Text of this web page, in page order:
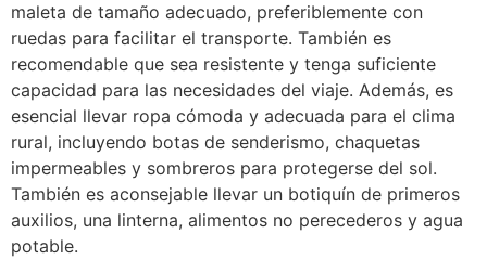
maleta de tamaño adecuado, preferiblemente con
ruedas para facilitar el transporte. También es
recomendable que sea resistente y tenga suficiente
capacidad para las necesidades del viaje. Además, es
esencial llevar ropa cómoda y adecuada para el clima
rural, incluyendo botas de senderismo, chaquetas
impermeables y sombreros para protegerse del sol.
También es aconsejable llevar un botiquín de primeros
auxilios, una linterna, alimentos no perecederos y agua
potable.